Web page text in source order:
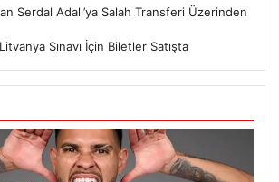
Serdal Adalı’ya Salah Transferi Üzerinden
Sınavı İçin Biletler Satışta